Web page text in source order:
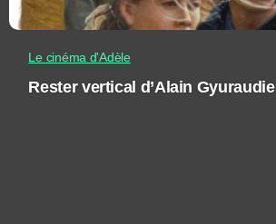
Le cinéma d'Adèle
Rester vertical d’Alain Gyuraudie